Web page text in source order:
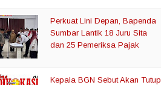
Perkuat Lini Depan, Bapenda
Sumbar Lantik 18 Juru Sita
dan 25 Pemeriksa Pajak
Kepala BGN Sebut Akan Tutup